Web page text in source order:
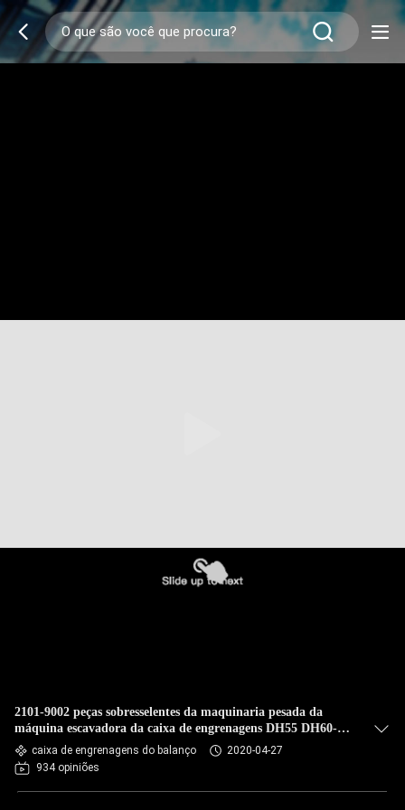
2101-9002 peças sobresselentes da maquinaria pesada da
máquina escavadora da caixa de engrenagens DH55 DH60-7
S55W-5 do balanço
caixa de engrenagens do balanço
2020-04-27
934 opiniões